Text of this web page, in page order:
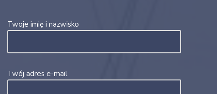
Twoje imię i nazwisko
Twój adres e-mail